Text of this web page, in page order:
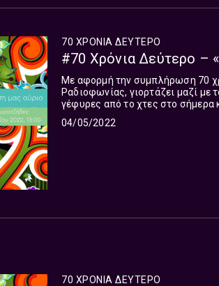
70 ΧΡΟΝΙΑ ΔΕΥΤΕΡΟ
#70 Χρόνια Δεύτερο –
Με αφορμή την συμπλήρωση 70
Ραδιοφωνίας, γιορτάζει μαζί με
γέφυρες από το χτες στο σήμερα
04/05/2022
70 ΧΡΟΝΙΑ ΔΕΥΤΕΡΟ